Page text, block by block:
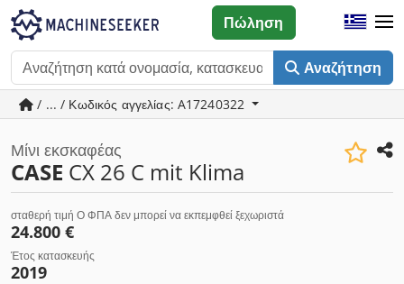
Αναζήτηση
Πώληση
/ ... / Κωδικός αγγελίας: A17240322
Μίνι εκσκαφέας
CASE CX 26 C mit Klima
σταθερή τιμή Ο ΦΠΑ δεν μπορεί να εκπεμφθεί ξεχωριστά
24.800 €
Έτος κατασκευής
2019